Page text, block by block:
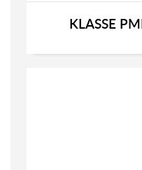
KLASSE